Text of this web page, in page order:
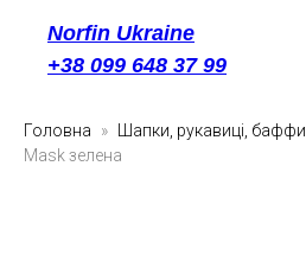
Norfin Ukraine
+38 099 648 37 99
Головна Шапки, рукавиці, баффи
Mask зелена